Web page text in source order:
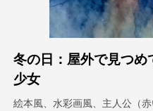
すべてのテ
ギャラリー
冬の日：屋外で見つ
少女
絵本風、水彩画風、主人公（